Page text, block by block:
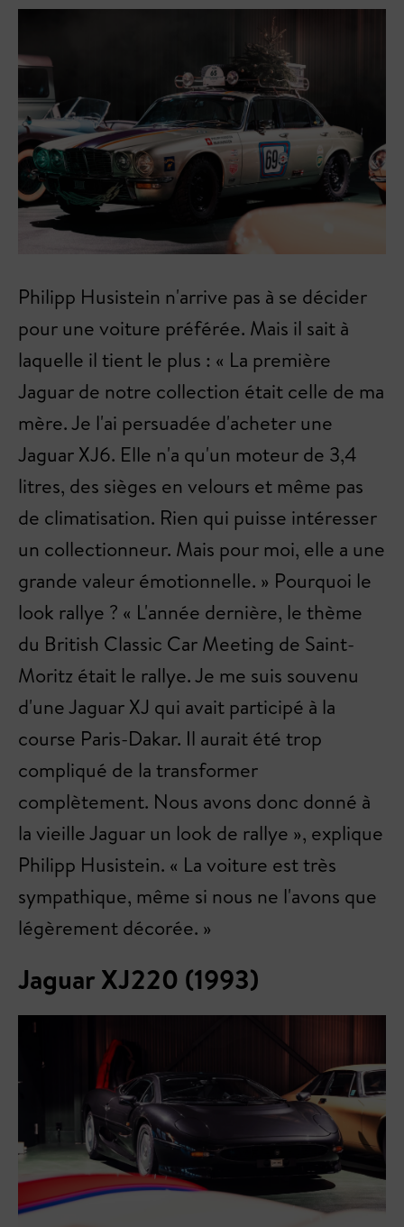
Philipp Husistein n'arrive pas à se décider
pour une voiture préférée. Mais il sait à
laquelle il tient le plus : « La première
Jaguar de notre collection était celle de ma
mère. Je l'ai persuadée d'acheter une
Jaguar XJ6. Elle n'a qu'un moteur de 3,4
litres, des sièges en velours et même pas
de climatisation. Rien qui puisse intéresser
un collectionneur. Mais pour moi, elle a une
grande valeur émotionnelle. » Pourquoi le
look rallye ? « L'année dernière, le thème
du British Classic Car Meeting de Saint-
Moritz était le rallye. Je me suis souvenu
d'une Jaguar XJ qui avait participé à la
course Paris-Dakar. Il aurait été trop
compliqué de la transformer
complètement. Nous avons donc donné à
la vieille Jaguar un look de rallye », explique
Philipp Husistein. « La voiture est très
sympathique, même si nous ne l'avons que
légèrement décorée. »
Jaguar XJ220 (1993)